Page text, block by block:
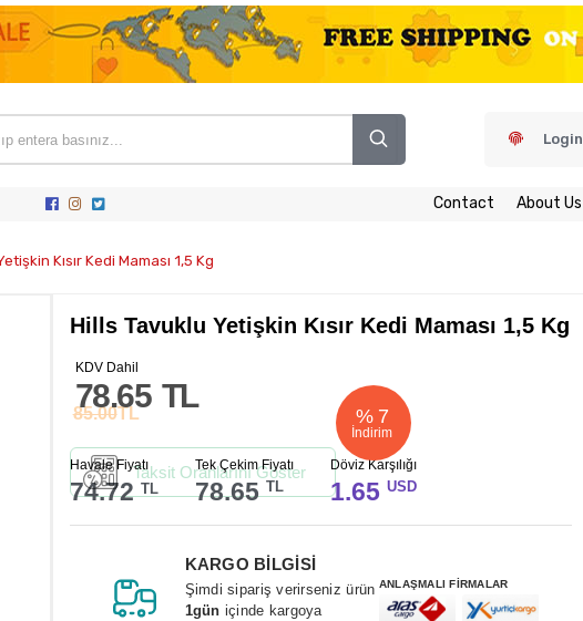
Login
Contact About Us
Kısır Kedi Maması 1,5 Kg
Hills Tavuklu Yetişkin Kısır Kedi Maması 1,5 Kg
% 7
İndirim
85.00TL
78.65 TL
KDV Dahil
Havale Fiyatı
74.72 TL
Tek Çekim Fiyatı
78.65 TL
Döviz Karşılığı
1.65 USD
Taksit Oranlarını Göster
KARGO BİLGİSİ
Şimdi sipariş verirseniz ürün
1gün içinde kargoya
ANLAŞMALI FİRMALAR